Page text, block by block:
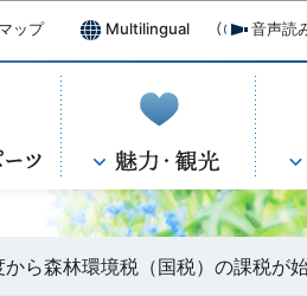
ップ Multilingual 音声読
ら森林環境税（国税）の課税が